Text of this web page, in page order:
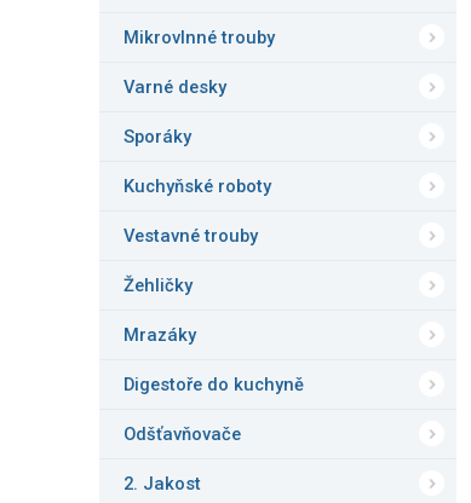
Mikrovlnné trouby
Varné desky
Sporáky
Kuchyňské roboty
Vestavné trouby
Žehličky
Mrazáky
Digestoře do kuchyně
Odšťavňovače
2. Jakost